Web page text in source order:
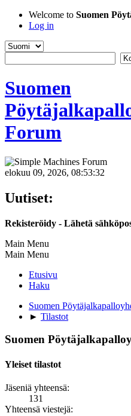
Welcome to Suomen
Log in
Suomen
Forum
elokuu 09, 2026, 08:53:32
Uutiset:
Rekisteröidy - Lähetä
Main Menu
Main Menu
Etusivu
Haku
Suomen
► Tilastot
Suomen
Yleiset tilastot
Jäseniä yhteensä:
131
Yhteensä viestejä: